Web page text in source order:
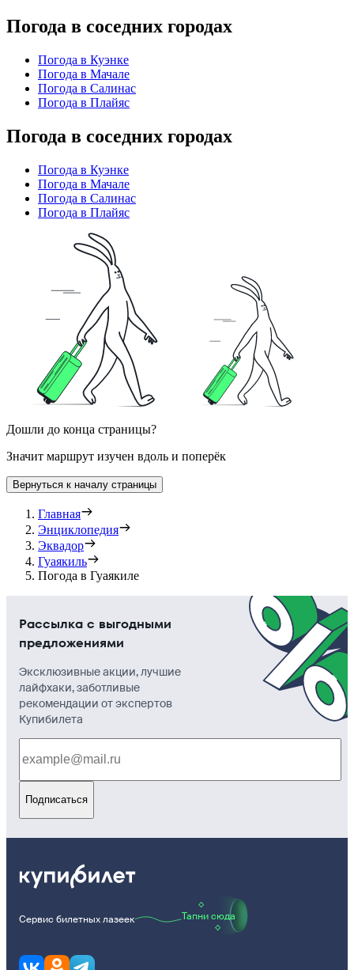
Погода в соседних городах
Погода в Куэнке
Погода в Мачале
Погода в Салинас
Погода в Плайяс
Погода в соседних городах
Погода в Куэнке
Погода в Мачале
Погода в Салинас
Погода в Плайяс
Дошли до конца страницы?
Значит маршрут изучен вдоль и поперёк
Вернуться к началу страницы
Главная
Энциклопедия
Эквадор
Гуаякиль
Погода в Гуаякиле
Рассылка с выгодными
предложениями
Эксклюзивные акции, лучшие
лайфхаки, заботливые
рекомендации от экспертов
Купибилета
Подписаться
Сервис билетных лазеек Тапни сюда